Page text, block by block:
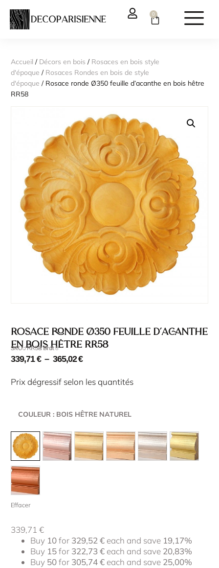
0
Accueil / Décors en bois / Rosaces en bois style
d'époque / Rosaces Rondes en bois de style
d'époque / Rosace ronde Ø350 feuille d’acanthe en bois hêtre
RR58
Rosace ronde Ø350 feuille d’acanthe
en bois hêtre RR58
SKU : RR58
SKU : RR58 Brut
339,71€ – 365,02€
Prix dégressif selon les quantités
COULEUR : BOIS HÊTRE NATUREL
Effacer
339,71€
Buy 10for 329,52€ each and save 19,17%
Buy 15for 322,73€ each and save 20,83%
Buy 50for 305,74€ each and save 25,00%